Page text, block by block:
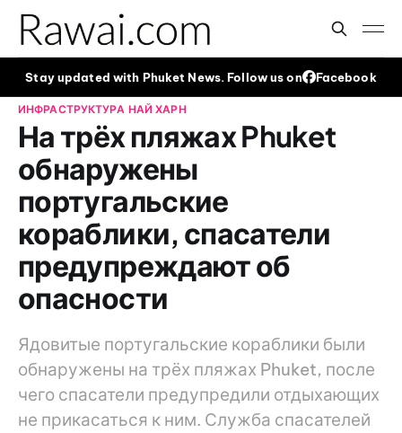
Stay updated with Phuket News. Follow us on Facebook
ИНФРАСТРУКТУРА НАЙ ХАРН
На трёх пляжах Phuket
обнаружены
португальские
кораблики, спасатели
предупреждают об
опасности
Ядовитые португальские кораблики были
обнаружены на трёх пляжах Phuket, после
чего спасатели предупредили отдыхающих
не прикасаться к ним. Служба спасателей